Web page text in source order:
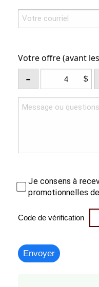
Votre offre (avant
- $
Je consens à
promotionnelles
Code de vérification